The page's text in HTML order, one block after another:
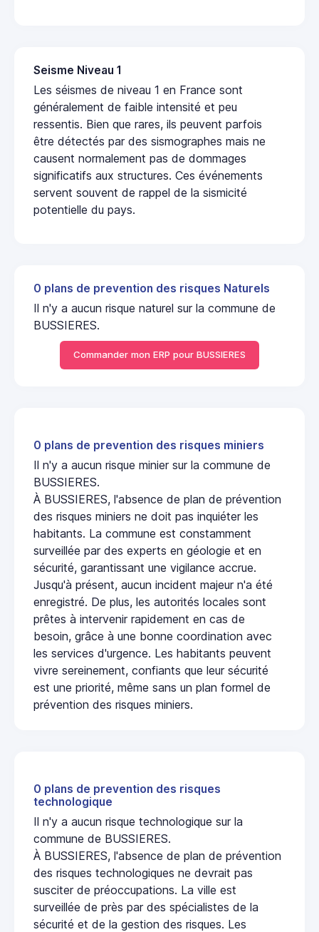
Seisme Niveau 1
Les séismes de niveau 1 en France sont
généralement de faible intensité et peu
ressentis. Bien que rares, ils peuvent parfois
être détectés par des sismographes mais ne
causent normalement pas de dommages
significatifs aux structures. Ces événements
servent souvent de rappel de la sismicité
potentielle du pays.
0 plans de prevention des risques Naturels
Il n'y a aucun risque naturel sur la commune de
BUSSIERES.
Commander mon ERP pour BUSSIERES
0 plans de prevention des risques miniers
Il n'y a aucun risque minier sur la commune de
BUSSIERES.
À BUSSIERES, l'absence de plan de prévention
des risques miniers ne doit pas inquiéter les
habitants. La commune est constamment
surveillée par des experts en géologie et en
sécurité, garantissant une vigilance accrue.
Jusqu'à présent, aucun incident majeur n'a été
enregistré. De plus, les autorités locales sont
prêtes à intervenir rapidement en cas de
besoin, grâce à une bonne coordination avec
les services d'urgence. Les habitants peuvent
vivre sereinement, confiants que leur sécurité
est une priorité, même sans un plan formel de
prévention des risques miniers.
0 plans de prevention des risques
technologique
Il n'y a aucun risque technologique sur la
commune de BUSSIERES.
À BUSSIERES, l'absence de plan de prévention
des risques technologiques ne devrait pas
susciter de préoccupations. La ville est
surveillée de près par des spécialistes de la
sécurité et de la gestion des risques. Les